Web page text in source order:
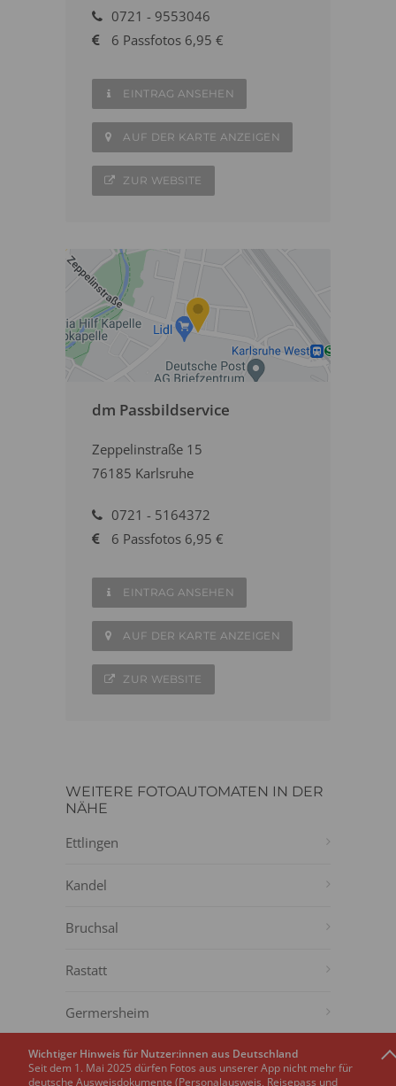
0721 - 9553046
6 Passfotos 6,95 €
EINTRAG ANSEHEN
AUF DER KARTE ANZEIGEN
ZUR WEBSITE
dm Passbildservice
Zeppelinstraße 15
76185 Karlsruhe
0721 - 5164372
6 Passfotos 6,95 €
EINTRAG ANSEHEN
AUF DER KARTE ANZEIGEN
ZUR WEBSITE
WEITERE FOTOAUTOMATEN IN DER
NÄHE
Ettlingen
Kandel
Bruchsal
Rastatt
Germersheim
Bretten
Wichtiger Hinweis für Nutzer:innen aus Deutschland
Seit dem 1. Mai 2025 dürfen Fotos aus unserer App nicht mehr für
deutsche Ausweisdokumente (Personalausweis, Reisepass und